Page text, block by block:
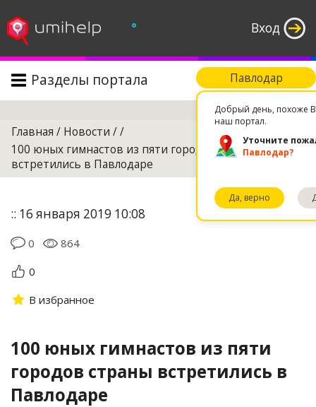
Вход
°
Павлодар
Добрый день, похоже
наш портал.
Уточните
Павлодар?
Да, верно
Разделы портала Поиск
Главная / Новости //
100 юных гимнастов из пяти городов страны
встретились в Павлодаре
:: 16 января 2019 10:08
0
864
0
В избранное
100 юных гимнастов из пяти
городов страны встретились в
Павлодаре